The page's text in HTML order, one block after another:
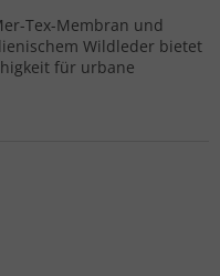
Tex-Membran und
Wildleder bietet
für urbane